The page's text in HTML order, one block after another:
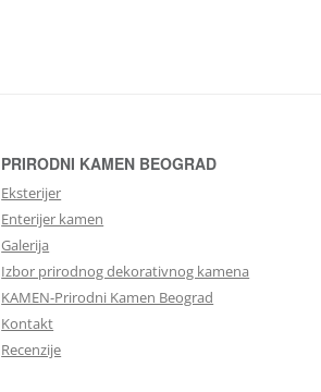
PRIRODNI KAMEN BEOGRAD
Eksterijer
Enterijer kamen
Galerija
Izbor prirodnog dekorativnog kamena
KAMEN-Prirodni Kamen Beograd
Kontakt
Recenzije